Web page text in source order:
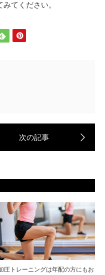
てください。
圧トレーニングは年配の方にもお